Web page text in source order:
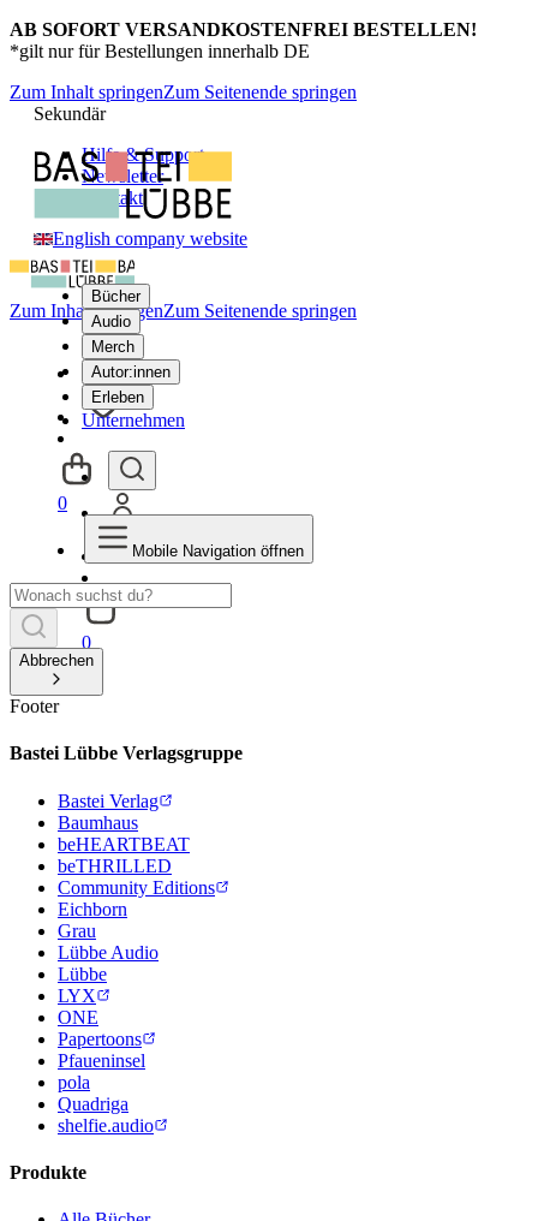
AB SOFORT VERSANDKOSTENFREI BESTELLEN!
*gilt nur für Bestellungen innerhalb DE
Zum Inhalt springenZum Seitenende springen
Sekundär
Hilfe & Support
Newsletter
Kontakt
English company website
Bücher
Audio
Merch
Autor:innen
Erleben
Unternehmen
0
Zum Inhalt springenZum Seitenende springen
0
Mobile Navigation öffnen
Abbrechen
Footer
Bastei Lübbe Verlagsgruppe
Bastei Verlag
Baumhaus
beHEARTBEAT
beTHRILLED
Community Editions
Eichborn
Grau
Lübbe Audio
Lübbe
LYX
ONE
Papertoons
Pfaueninsel
pola
Quadriga
shelfie.audio
Produkte